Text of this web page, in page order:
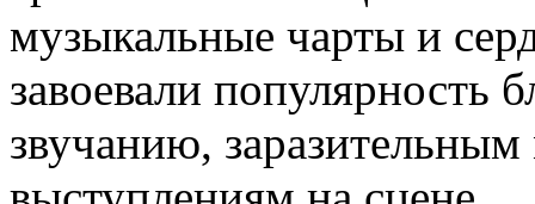
музыкальные чарты и
завоевали популярность
звучанию,